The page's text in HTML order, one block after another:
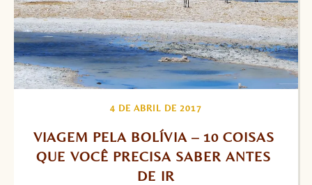
4 DE ABRIL DE 2017
VIAGEM PELA BOLÍVIA – 10 COISAS
QUE VOCÊ PRECISA SABER ANTES
DE IR